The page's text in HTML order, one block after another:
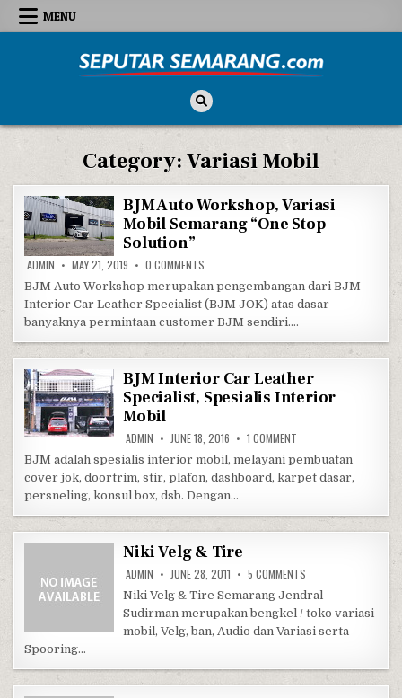
Skip to content
MENU
Category:Variasi Mobil
BJM Auto Workshop, Variasi
Mobil Semarang “One Stop
Solution”
ADMIN MAY 21, 2019 0 COMMENTS
BJM Auto Workshop merupakan pengembangan dari BJM
Interior Car Leather Specialist (BJM JOK) atas dasar
banyaknya permintaan customer BJM sendiri….
BJM Interior Car Leather
Specialist, Spesialis Interior
Mobil
ADMIN JUNE 18, 2016 1 COMMENT
BJM adalah spesialis interior mobil, melayani pembuatan
cover jok, doortrim, stir, plafon, dashboard, karpet dasar,
persneling, konsul box, dsb. Dengan…
Niki Velg & Tire
ADMIN JUNE 28, 2011 5 COMMENTS
Niki Velg & Tire Semarang Jendral
Sudirman merupakan bengkel / toko variasi
mobil, Velg, ban, Audio dan Variasi serta
Spooring…